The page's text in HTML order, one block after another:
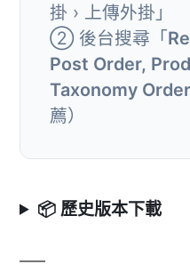
掛 › 上傳外掛」
② 後台搜尋「
Post Order,
Taxonomy Order
薦）
📦 歷史版本下載